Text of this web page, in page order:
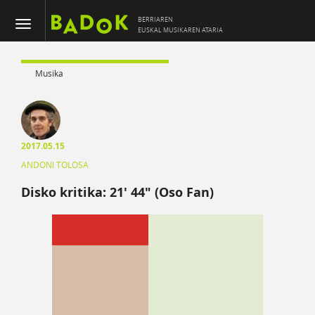
BERRIAREN
EUSKAL MUSIKAREN ATARIA
Musika
2017.05.15
ANDONI TOLOSA
Disko kritika: 21′ 44″ (Oso Fan)